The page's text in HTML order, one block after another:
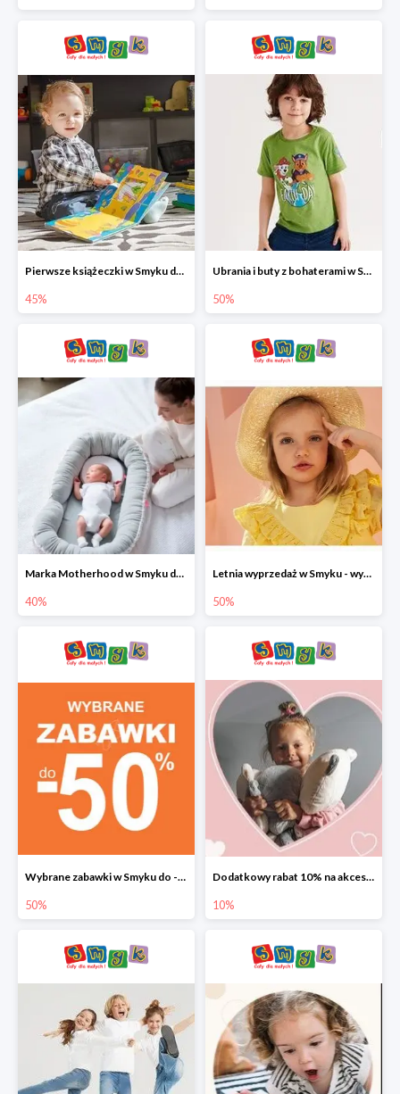
Pierwsze książeczki w Smyku do -45%
45%
Ubrania i buty z bohaterami w Smyku do -50%
50%
Marka Motherhood w Smyku do -40%
40%
Letnia wyprzedaż w Smyku - wybrane ubrania i buty do -50%
50%
Wybrane zabawki w Smyku do -50%
50%
Dodatkowy rabat 10% na akcesoria dziecięce
10%